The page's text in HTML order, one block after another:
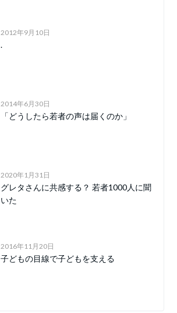
2012年9月10日
.
2014年6月30日
「どうしたら若者の声は届くのか」
2020年1月31日
グレタさんに共感する？ 若者1000人に聞
いた
2016年11月20日
子どもの目線で子どもを支える